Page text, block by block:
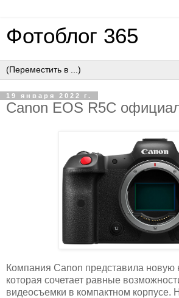
Фотоблог 365
19 января 2022 г.
Canon EOS R5C
Компания Canon представила новую
которая сочетает равные
видеосъемки в компактном корпусе.